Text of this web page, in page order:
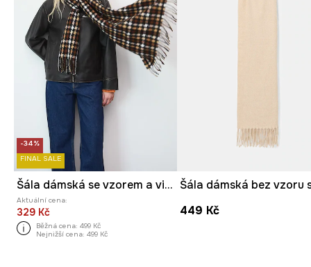
-34%
FINAL SALE
Šála dámská se vzorem a viskózou
Aktuální cena:
329 Kč
Běžná cena: 499 Kč
Nejnižší cena: 499 Kč
449 Kč